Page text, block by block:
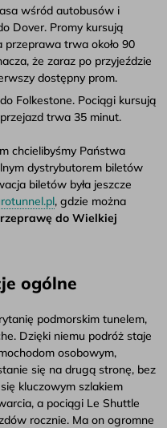
wśród autobusów i
Dover. Promy kursują
przeprawa trwa około 90
że zaraz po przyjeździe
dostępny prom.
Folkestone. Pociągi kursują
trwa 35 minut.
chcielibyśmy Państwa
dystrybutorem biletów
biletów była jeszcze
, gdzie można
do Wielkiej
ogólne
podmorskim tunelem,
Dzięki niemu podróż staje
osobowym,
się na drugą stronę, bez
kluczowym szlakiem
a pociągi Le Shuttle
rocznie. Ma on ogromne